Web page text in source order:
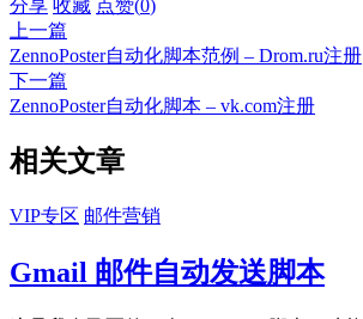
分享 收藏 点赞(0)
上一篇
ZennoPoster自动化脚本范例 – Drom.ru注册
下一篇
ZennoPoster自动化脚本 – vk.com注册
相关文章
VIP专区 邮件营销
Gmail 邮件自动发送脚本